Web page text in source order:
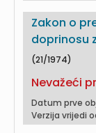
Zakon o
doprinosu
(21/1974)
Nevažeći
Datum prve
Verzija vrijedi